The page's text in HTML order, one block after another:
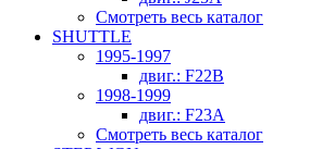
Смотреть весь каталог
SHUTTLE
1995-1997
двиг.: F22B
1998-1999
двиг.: F23A
Смотреть весь каталог